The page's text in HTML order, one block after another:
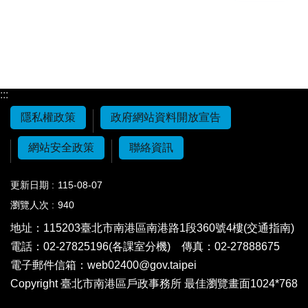
:::
隱私權政策
政府網站資料開放宣告
網站安全政策 聯絡資訊
更新日期
115-08-07
瀏覽人次
940
地址：115203臺北市南港區南港路1段360號4樓(交通指南)
電話：02-27825196(各課室分機) 傳真：02-27888675
電子郵件信箱： web02400@gov.taipei
Copyright 臺北市南港區戶政事務所 最佳瀏覽畫面1024*768